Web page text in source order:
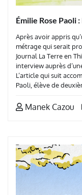
Émilie Rose Paoli
Après avoir appris
métrage qui serait
Journal La Terre en
interview auprès
L’article qui suit
Paoli, élève de
Manek Cazou